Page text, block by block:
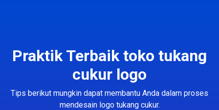
Praktik Terbaik toko tukang
cukur logo
Tips berikut mungkin dapat membantu Anda dalam proses
mendesain logo tukang cukur.